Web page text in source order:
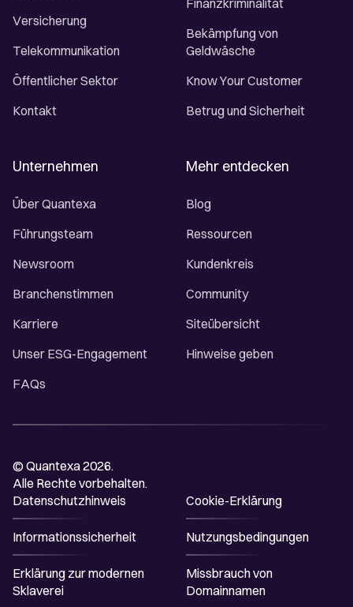
Versicherung
Telekommunikation
Öffentlicher Sektor
Kontakt
Bekämpfung von
Geldwäsche
Know Your Customer
Betrug und Sicherheit
Unternehmen
Über Quantexa
Führungsteam
Newsroom
Branchenstimmen
Karriere
Unser ESG-Engagement
FAQs
Mehr entdecken
Blog
Ressourcen
Kundenkreis
Community
Siteübersicht
Hinweise geben
© Quantexa 2026.
Alle Rechte vorbehalten.
Datenschutzhinweis
Cookie-Erklärung
Informationssicherheit Nutzungsbedingungen
Erklärung zur modernen
Sklaverei
Missbrauch von
Domainnamen